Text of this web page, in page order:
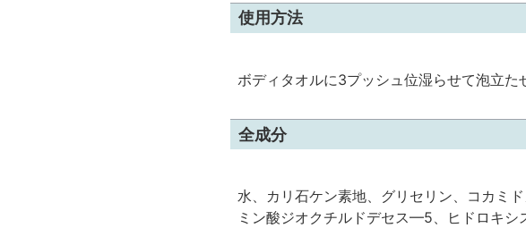
使用方法
ボディタオルに3プッシュ位湿らせて泡立
全成分
水、カリ石ケン素地、グリセリン、コカミ
ミン酸ジオクチルドデセス—5、ヒドロキシ